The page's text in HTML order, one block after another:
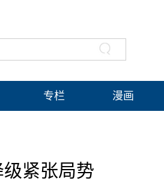
专栏 漫画
紧张局势